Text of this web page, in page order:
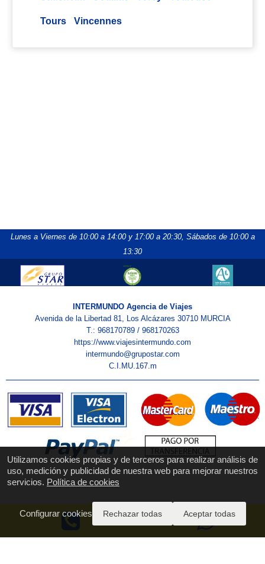
Utilizamos cookies propias y de terceros para realizar análisis de
uso, medición y publicidad de nuestra web para mejorar nuestros
servicios. Política de cookies
Configurar cookies Rechazar todas Aceptar todas
Tours Vincennes
Lunes a Viernes de 10:00 a 14:00 y 17:00 a 20:30, Sábados de 10:00 a
13:30
INTERMUNDO Agencia de Viajes
Avenida de la Libertad 81, Los Alcázares 30710 MURCIA
T.: 968170789 / 968170263
https://www.viajesintermundo.com
intermundo@grupostar.com
C.I.MU.167.m